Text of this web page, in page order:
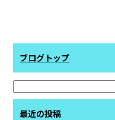
ブログトップ
最近の投稿